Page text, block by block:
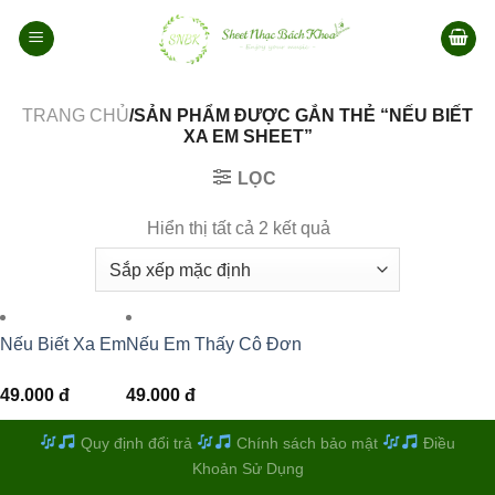
qua
TRANG CHỦ/SẢN PHẨM ĐƯỢC GẮN THẺ “NẾU BIẾT
XA EM SHEET”
LỌC
Hiển thị tất cả 2 kết quả
Nếu Biết Xa Em
49.000 đ
Nếu Em Thấy Cô Đơn
49.000 đ
Quy định đổi trả Chính sách bảo mật
Điều
Khoản Sử Dụng